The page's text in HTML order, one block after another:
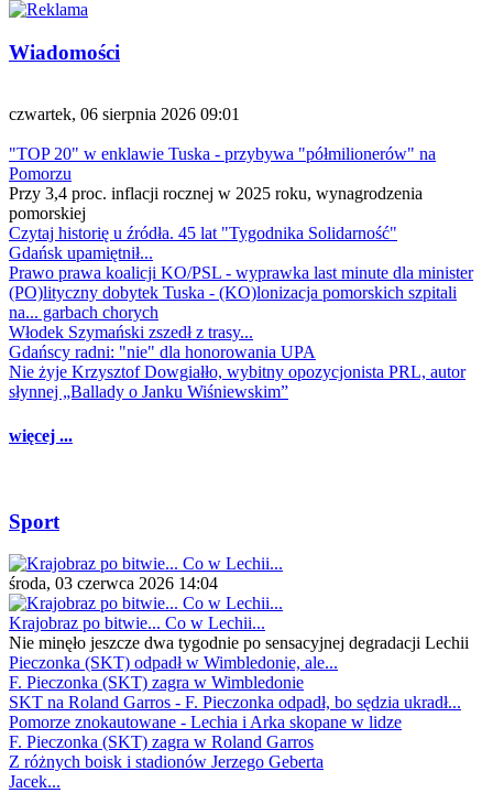
Wiadomości
czwartek, 06 sierpnia 2026 09:01
"TOP 20" w enklawie Tuska - przybywa "półmilionerów" na
Pomorzu
Przy 3,4 proc. inflacji rocznej w 2025 roku, wynagrodzenia
pomorskiej
Czytaj historię u źródła. 45 lat "Tygodnika Solidarność"
Gdańsk upamiętnił...
Prawo prawa koalicji KO/PSL - wyprawka last minute dla minister
(PO)lityczny dobytek Tuska - (KO)lonizacja pomorskich szpitali
na... garbach chorych
Włodek Szymański zszedł z trasy...
Gdańscy radni: "nie" dla honorowania UPA
Nie żyje Krzysztof Dowgiałło, wybitny opozycjonista PRL, autor
słynnej „Ballady o Janku Wiśniewskim”
więcej ...
Sport
środa, 03 czerwca 2026 14:04
Krajobraz po bitwie... Co w Lechii...
Nie minęło jeszcze dwa tygodnie po sensacyjnej degradacji Lechii
Pieczonka (SKT) odpadł w Wimbledonie, ale...
F. Pieczonka (SKT) zagra w Wimbledonie
SKT na Roland Garros - F. Pieczonka odpadł, bo sędzia ukradł...
Pomorze znokautowane - Lechia i Arka skopane w lidze
F. Pieczonka (SKT) zagra w Roland Garros
Z różnych boisk i stadionów Jerzego Geberta
Jacek...